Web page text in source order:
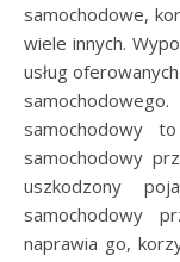
samochodowe,
wiele innych.
usług
samochodowy
samochodowy
uszkodzony
samochodowy
naprawia go,